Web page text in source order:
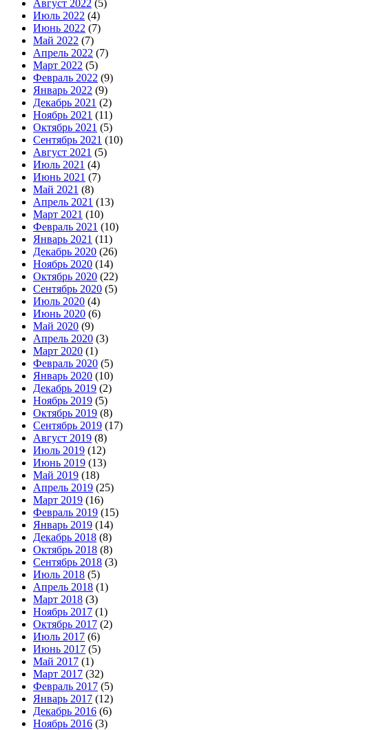
Август 2022 (5)
Июль 2022 (4)
Июнь 2022 (7)
Май 2022 (7)
Апрель 2022 (7)
Март 2022 (5)
Февраль 2022 (9)
Январь 2022 (9)
Декабрь 2021 (2)
Ноябрь 2021 (11)
Октябрь 2021 (5)
Сентябрь 2021 (10)
Август 2021 (5)
Июль 2021 (4)
Июнь 2021 (7)
Май 2021 (8)
Апрель 2021 (13)
Март 2021 (10)
Февраль 2021 (10)
Январь 2021 (11)
Декабрь 2020 (26)
Ноябрь 2020 (14)
Октябрь 2020 (22)
Сентябрь 2020 (5)
Июль 2020 (4)
Июнь 2020 (6)
Май 2020 (9)
Апрель 2020 (3)
Март 2020 (1)
Февраль 2020 (5)
Январь 2020 (10)
Декабрь 2019 (2)
Ноябрь 2019 (5)
Октябрь 2019 (8)
Сентябрь 2019 (17)
Август 2019 (8)
Июль 2019 (12)
Июнь 2019 (13)
Май 2019 (18)
Апрель 2019 (25)
Март 2019 (16)
Февраль 2019 (15)
Январь 2019 (14)
Декабрь 2018 (8)
Октябрь 2018 (8)
Сентябрь 2018 (3)
Июль 2018 (5)
Апрель 2018 (1)
Март 2018 (3)
Ноябрь 2017 (1)
Октябрь 2017 (2)
Июль 2017 (6)
Июнь 2017 (5)
Май 2017 (1)
Март 2017 (32)
Февраль 2017 (5)
Январь 2017 (12)
Декабрь 2016 (6)
Ноябрь 2016 (3)